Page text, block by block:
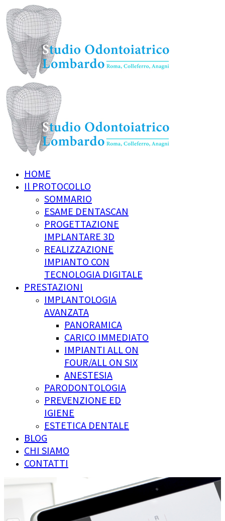
HOME
Il PROTOCOLLO
SOMMARIO
ESAME DENTASCAN
PROGETTAZIONE
IMPLANTARE 3D
REALIZZAZIONE
IMPIANTO CON
TECNOLOGIA DIGITALE
PRESTAZIONI
IMPLANTOLOGIA
AVANZATA
PANORAMICA
CARICO IMMEDIATO
IMPIANTI ALL ON
FOUR/ALL ON SIX
ANESTESIA
PARODONTOLOGIA
PREVENZIONE ED
IGIENE
ESTETICA DENTALE
BLOG
CHI SIAMO
CONTATTI